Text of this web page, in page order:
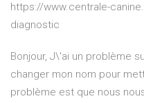
https://www.centrale-
diagnostic
Bonjour, J\'ai un problème
changer mon nom pour
problème est que nous